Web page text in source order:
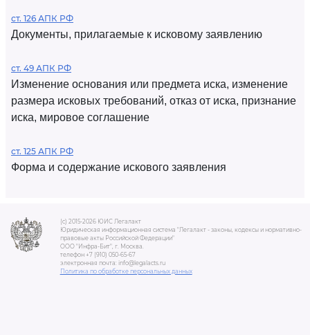
ст. 126 АПК РФ
Документы, прилагаемые к исковому заявлению
ст. 49 АПК РФ
Изменение основания или предмета иска, изменение
размера исковых требований, отказ от иска, признание
иска, мировое соглашение
ст. 125 АПК РФ
Форма и содержание искового заявления
(c) 2015-2026 ЮИС Легалакт
Юридическая информационная система "Легалакт - законы, кодексы и нормативно-
правовые акты Российской Федерации"
ООО "Инфра-Бит", г. Москва.
телефон +7 (910) 050-65-67
электронная почта: info@legalacts.ru
Политика по обработке персональных данных